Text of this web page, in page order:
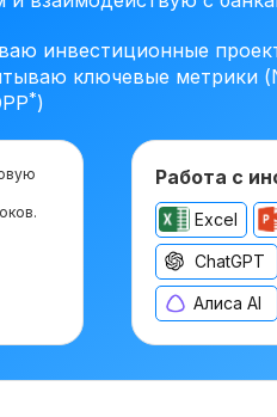
инвестиционные
ключевые метрики
*)
Работа с
Excel
ChatGPT
Алиса AI